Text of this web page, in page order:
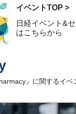
イベントTOP >
日経イベント&
はこちらから
』に関するイ